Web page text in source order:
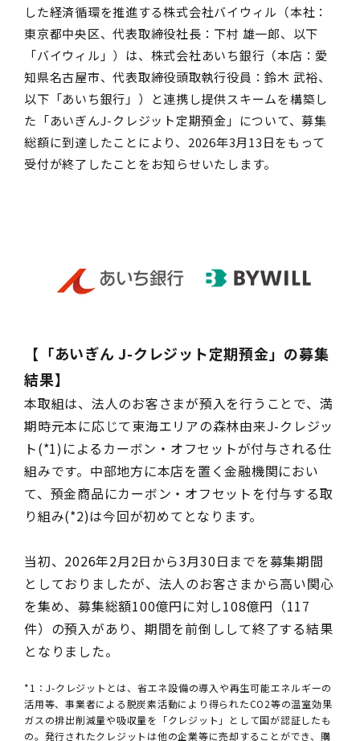
した経済循環を推進する株式会社バイウィル（本社：
東京都中央区、代表取締役社長：下村 雄一郎、以下
「バイウィル」）は、株式会社あいち銀行（本店：愛
知県名古屋市、代表取締役頭取執行役員：鈴木 武裕、
以下「あいち銀行」）と連携し提供スキームを構築し
た「あいぎんJ-クレジット定期預金」について、募集
総額に到達したことにより、2026年3月13日をもって
受付が終了したことをお知らせいたします。
【「あいぎん J-クレジット定期預金」の募集
結果】
本取組は、法人のお客さまが預入を行うことで、満
期時元本に応じて東海エリアの森林由来J-クレジッ
ト(*1)によるカーボン・オフセットが付与される仕
組みです。中部地方に本店を置く金融機関におい
て、預金商品にカーボン・オフセットを付与する取
り組み(*2)は今回が初めてとなります。
当初、2026年2月2日から3月30日までを募集期間
としておりましたが、法人のお客さまから高い関心
を集め、募集総額100億円に対し108億円（117
件）の預入があり、期間を前倒しして終了する結果
となりました。
*1：J-クレジットとは、省エネ設備の導入や再生可能エネルギーの
活用等、事業者による脱炭素活動により得られたCO2等の温室効果
ガスの排出削減量や吸収量を「クレジット」として国が認証したも
の。発行されたクレジットは他の企業等に売却することができ、購